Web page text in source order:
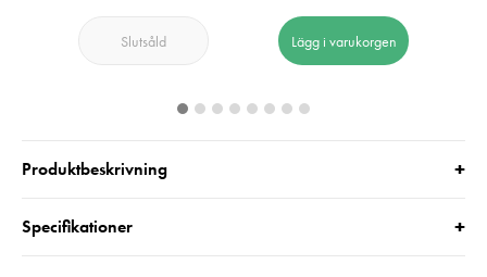
Slutsåld Lägg i varukorgen
Produktbeskrivning +
Specifikationer +